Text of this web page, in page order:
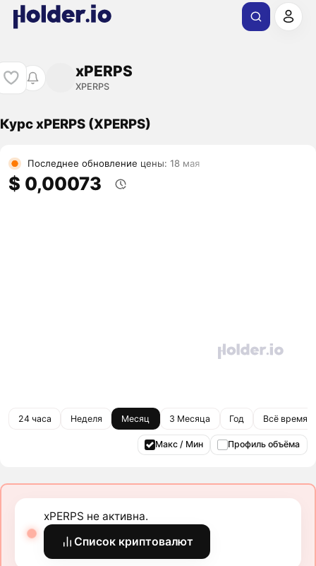
xPERPS
XPERPS
Курс xPERPS (XPERPS)
Последнее обновление цены: 18 мая
$ 0,00073
24 часа Неделя Месяц 3 Месяца Год Всё время
Макс / Мин Профиль объёма
xPERPS не активна.
Список криптовалют